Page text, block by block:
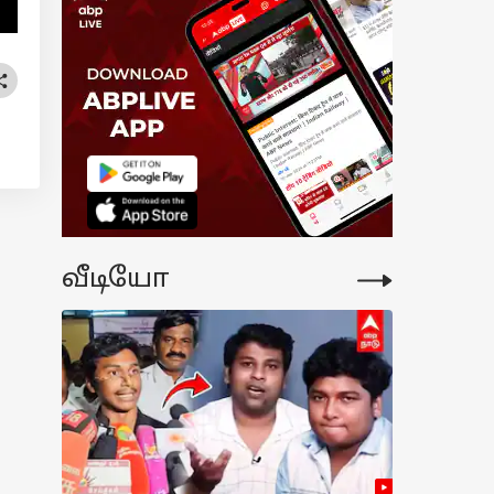
வீடியோ
தேதி
- மாநில
கடைசி